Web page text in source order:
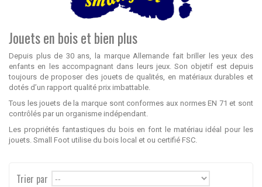
Jouets en bois et bien plus
Depuis plus de 30 ans, la marque Allemande fait briller les yeux des
enfants en les accompagnant dans leurs jeux. Son objetif est depuis
toujours de proposer des jouets de qualités, en matériaux durables et
dotés d’un rapport qualité prix imbattable.
Tous les jouets de la marque sont conformes aux normes EN 71 et sont
contrôlés par un organisme indépendant.
Les propriétés fantastiques du bois en font le matériau idéal pour les
jouets. Small Foot utilise du bois local et ou certifié FSC.
Trier par --